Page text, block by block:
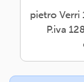
pietro Verri
P.iva